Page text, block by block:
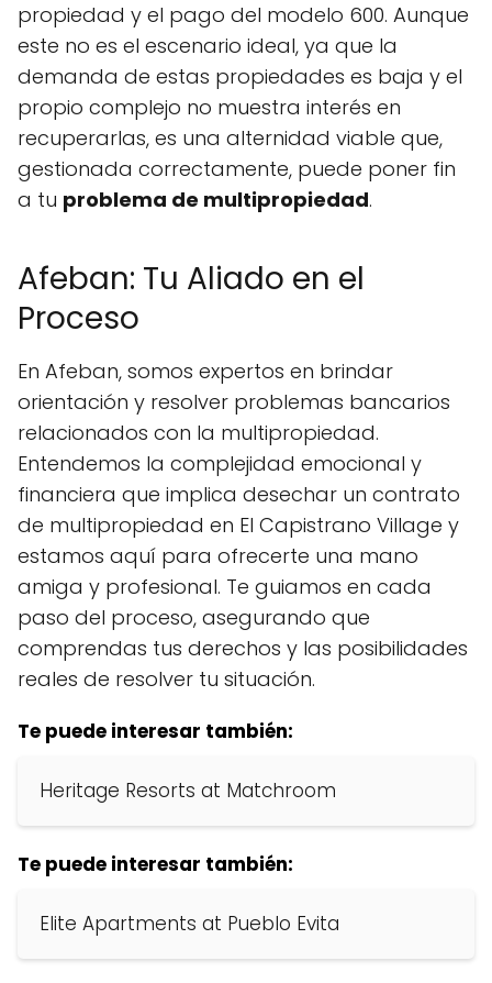
propiedad y el pago del modelo 600. Aunque
este no es el escenario ideal, ya que la
demanda de estas propiedades es baja y el
propio complejo no muestra interés en
recuperarlas, es una alternidad viable que,
gestionada correctamente, puede poner fin
a tu problema de multipropiedad.
Afeban: Tu Aliado en el
Proceso
En Afeban, somos expertos en brindar
orientación y resolver problemas bancarios
relacionados con la multipropiedad.
Entendemos la complejidad emocional y
financiera que implica desechar un contrato
de multipropiedad en El Capistrano Village y
estamos aquí para ofrecerte una mano
amiga y profesional. Te guiamos en cada
paso del proceso, asegurando que
comprendas tus derechos y las posibilidades
reales de resolver tu situación.
Te puede interesar también:
Heritage Resorts at Matchroom
Te puede interesar también:
Elite Apartments at Pueblo Evita